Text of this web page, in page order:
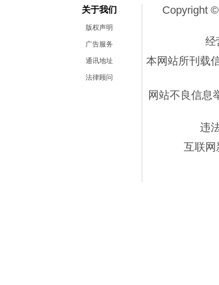
关于我们
版权声明
广告服务
通讯地址
法律顾问
Copyright
经
本网站所刊载
网站不良信息
违
互联网